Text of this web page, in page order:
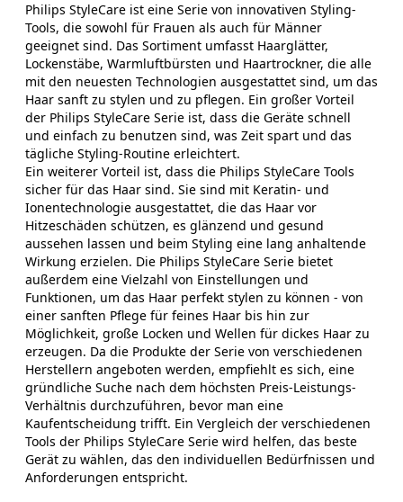
Philips StyleCare ist eine Serie von innovativen Styling-
Tools, die sowohl für Frauen als auch für Männer
geeignet sind. Das Sortiment umfasst Haarglätter,
Lockenstäbe, Warmluftbürsten und Haartrockner, die alle
mit den neuesten Technologien ausgestattet sind, um das
Haar sanft zu stylen und zu pflegen. Ein großer Vorteil
der Philips StyleCare Serie ist, dass die Geräte schnell
und einfach zu benutzen sind, was Zeit spart und das
tägliche Styling-Routine erleichtert.
Ein weiterer Vorteil ist, dass die Philips StyleCare Tools
sicher für das Haar sind. Sie sind mit Keratin- und
Ionentechnologie ausgestattet, die das Haar vor
Hitzeschäden schützen, es glänzend und gesund
aussehen lassen und beim Styling eine lang anhaltende
Wirkung erzielen. Die Philips StyleCare Serie bietet
außerdem eine Vielzahl von Einstellungen und
Funktionen, um das Haar perfekt stylen zu können - von
einer sanften Pflege für feines Haar bis hin zur
Möglichkeit, große Locken und Wellen für dickes Haar zu
erzeugen. Da die Produkte der Serie von verschiedenen
Herstellern angeboten werden, empfiehlt es sich, eine
gründliche Suche nach dem höchsten Preis-Leistungs-
Verhältnis durchzuführen, bevor man eine
Kaufentscheidung trifft. Ein Vergleich der verschiedenen
Tools der Philips StyleCare Serie wird helfen, das beste
Gerät zu wählen, das den individuellen Bedürfnissen und
Anforderungen entspricht.